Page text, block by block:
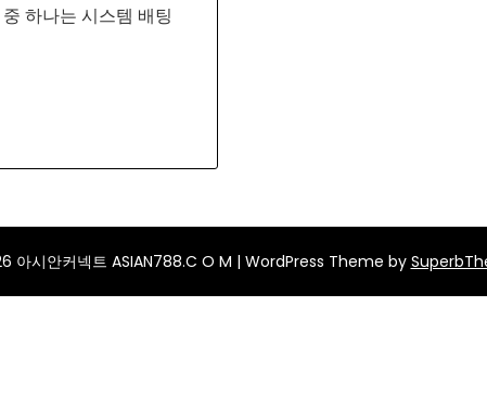
하나는 시스템 배팅
아시안커넥트 ASIAN788.C O M | WordPress Theme by